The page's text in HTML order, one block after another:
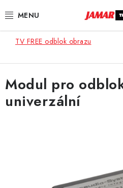
na
STŘEŠNÍ NOSIČE
STŘEŠNÍ BOXY
AUTOPOTAHY ŠITÉ NA MÍRU
TV FREE odblok obrazu
Modul pro
univerzální